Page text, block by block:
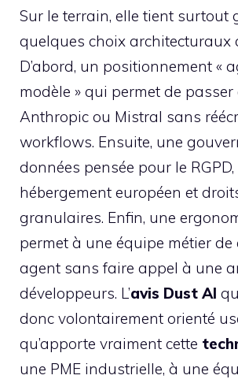
Sur le terrain, elle tient surtout
quelques choix architecturaux
D’abord, un positionnement «
modèle » qui permet de passer
Anthropic ou Mistral sans
workflows. Ensuite, une
données pensée pour le RGPD,
hébergement européen et
granulaires. Enfin, une
permet à une équipe métier
agent sans faire appel à une
développeurs. L’avis Dust AI
donc volontairement orienté
qu’apporte vraiment cette
une PME industrielle, à une